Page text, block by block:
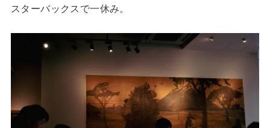
スターバックスで一休み。